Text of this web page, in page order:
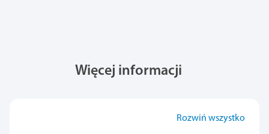
Więcej informacji
Rozwiń wszystko